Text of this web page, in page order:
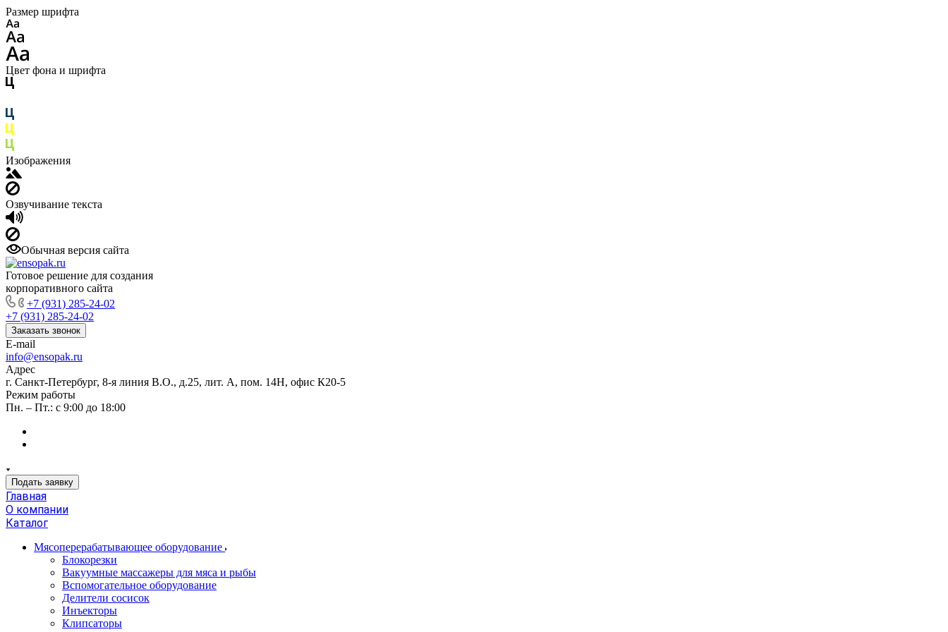
Размер шрифта
Цвет фона и шрифта
Изображения
Озвучивание текста
Обычная версия сайта
Готовое решение для создания
корпоративного сайта
+7 (931) 285-24-02
+7 (931) 285-24-02
Заказать звонок
E-mail
info@ensopak.ru
Адрес
г. Санкт-Петербург, 8-я линия В.О., д.25, лит. А, пом. 14Н, офис К20-5
Режим работы
Пн. – Пт.: с 9:00 до 18:00
Подать заявку
Главная
О компании
Каталог
Мясоперерабатывающее оборудование
Блокорезки
Вакуумные массажеры для мяса и рыбы
Вспомогательное оборудование
Делители сосисок
Инъекторы
Клипсаторы